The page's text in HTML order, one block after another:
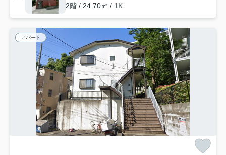
2階 / 24.70㎡ / 1K
アパート